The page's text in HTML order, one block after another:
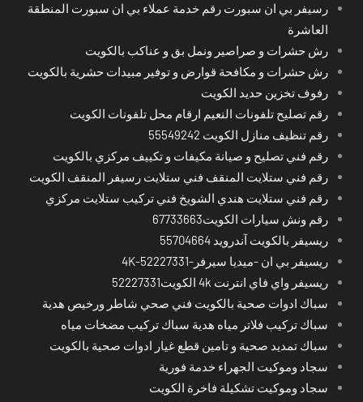
رسيفر بي ان سبورت رقم خدمة عملاء بي ان سبورت المنطقة
العاشرة
رش حشرات و صراصير ونمل بق و عناكب بالكويت
رش حشرات و مكافحة قوارض و توفير مبيدات حشرية بالكويت
رفوف تخزين حديد الكويت
رقم تصليح تلفونات النعيم ارقام محل تلفونات الكويت
رقم تنظيف منازل الكويت 55549242
رقم فني تصليح و صيانة مكيفات و تكييف مركزي بالكويت
رقم فني ستلايت المنقف فني ستلايت رسيفر المنقف الكويت
رقم فني ستلايت هندي الشويخ فني تركيب ستلايت مركزي
رقم ونش سيارات الكويت67733663
ريسيفر بالكويت آندرويد 55704664
ريسيفر بي ان -ميديا سيرفر-4K-52227331
ريسيفر واي فاي انترنت 4k الكويت52227331
سباك ادوات صحية بالكويت فني صحي شاطر ورخيص هدية
سباك تركيب فلاتر مياه هدية سباك تركيب مضخات مياه
سباك تمديد صحية و تامين قطع غيار ادوات صحية بالكويت
سجاد وموكيت الجهراء خدمة فورية
سجاد وموكيت تشكيلة فاخرة الكويت